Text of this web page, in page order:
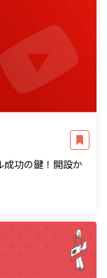
成功の鍵！開設か